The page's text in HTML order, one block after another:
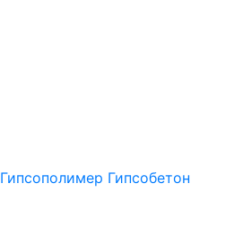
Гипсополимер Гипсобетон